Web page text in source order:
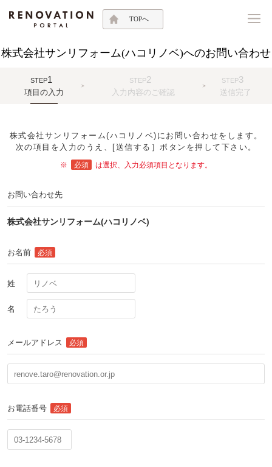
TOPへ
株式会社サンリフォーム(ハコリノベ)へのお問い合わせ
STEP1
項目の入力
STEP2
入力内容のご確認
STEP3
送信完了
株式会社サンリフォーム(ハコリノベ)にお問い合わせをします。
次の項目を入力のうえ、[送信する］ボタンを押して下さい。
※ 必須 は選択、入力必須項目となります。
お問い合わせ先
株式会社サンリフォーム(ハコリノベ)
お名前 必須
姓
名
メールアドレス 必須
お電話番号 必須